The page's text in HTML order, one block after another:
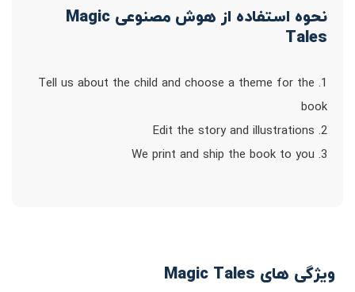
نحوه استفاده از هوش مصنوعی Magic
Tales
1. Tell us about the child and choose a theme for the
book
2. Edit the story and illustrations
3. We print and ship the book to you
ویژگی های Magic Tales